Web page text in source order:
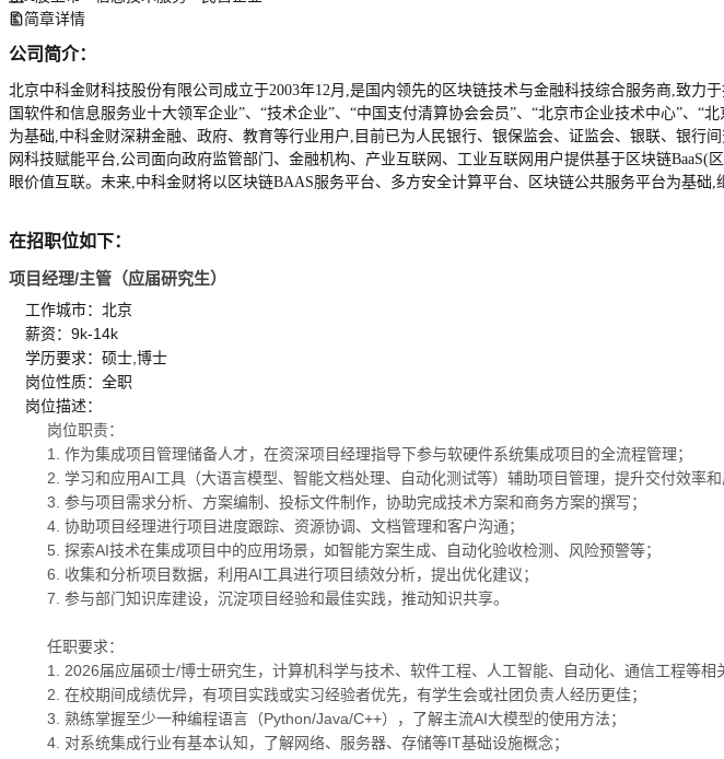
简章详情
公司简介：
北京中科金财科技股份有限公司成立于2003年12月,是国内领先的区块链技术与金融科技综合服务商,致力
国软件和信息服务业十大领军企业”、“技术企业”、“中国支付清算协会会员”、“北京市企业技术中心”、
为基础,中科金财深耕金融、政府、教育等行业用户,目前已为人民银行、银保监会、证监会、银联、银
网科技赋能平台,公司面向政府监管部门、金融机构、产业互联网、工业互联网用户提供基于区块链
眼价值互联。未来,中科金财将以区块链BAAS服务平台、多方安全计算平台、区块链公共服务平台为基
在招职位如下：
项目经理/主管（应届研究生）
工作城市：北京
薪资：9k-14k
学历要求：硕士,博士
岗位性质：全职
岗位描述：
岗位职责：
1. 作为集成项目管理储备人才，在资深项目经理指导下参与软硬件系统集成项目的全流程管理；
2. 学习和应用AI工具（大语言模型、智能文档处理、自动化测试等）辅助项目管理，提升交付效率和
3. 参与项目需求分析、方案编制、投标文件制作，协助完成技术方案和商务方案的撰写；
4. 协助项目经理进行项目进度跟踪、资源协调、文档管理和客户沟通；
5. 探索AI技术在集成项目中的应用场景，如智能方案生成、自动化验收检测、风险预警等；
6. 收集和分析项目数据，利用AI工具进行项目绩效分析，提出优化建议；
7. 参与部门知识库建设，沉淀项目经验和最佳实践，推动知识共享。
任职要求：
1. 2026届应届硕士/博士研究生，计算机科学与技术、软件工程、人工智能、自动化、通信工程等相
2. 在校期间成绩优异，有项目实践或实习经验者优先，有学生会或社团负责人经历更佳；
3. 熟练掌握至少一种编程语言（Python/Java/C++），了解主流AI大模型的使用方法；
4. 对系统集成行业有基本认知，了解网络、服务器、存储等IT基础设施概念；